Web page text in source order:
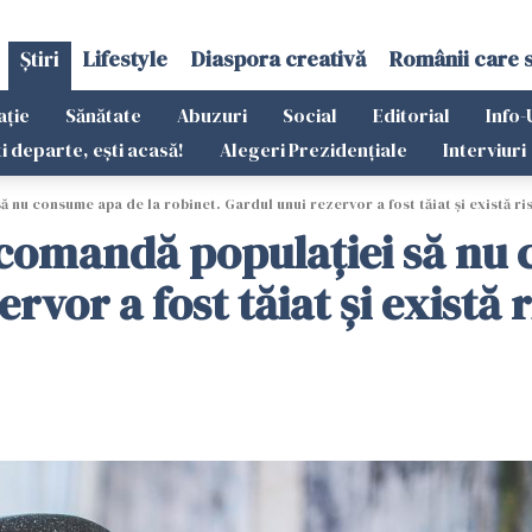
Știri Lifestyle Diaspora creativă Românii care
Sănătate Abuzuri Social Editorial
Info-
departe, ești acasă!
Alegeri Prezidențiale Interviuri
consume apa de la robinet. Gardul unui rezervor a fost tăiat și există
populației să nu
a fost tăiat și există